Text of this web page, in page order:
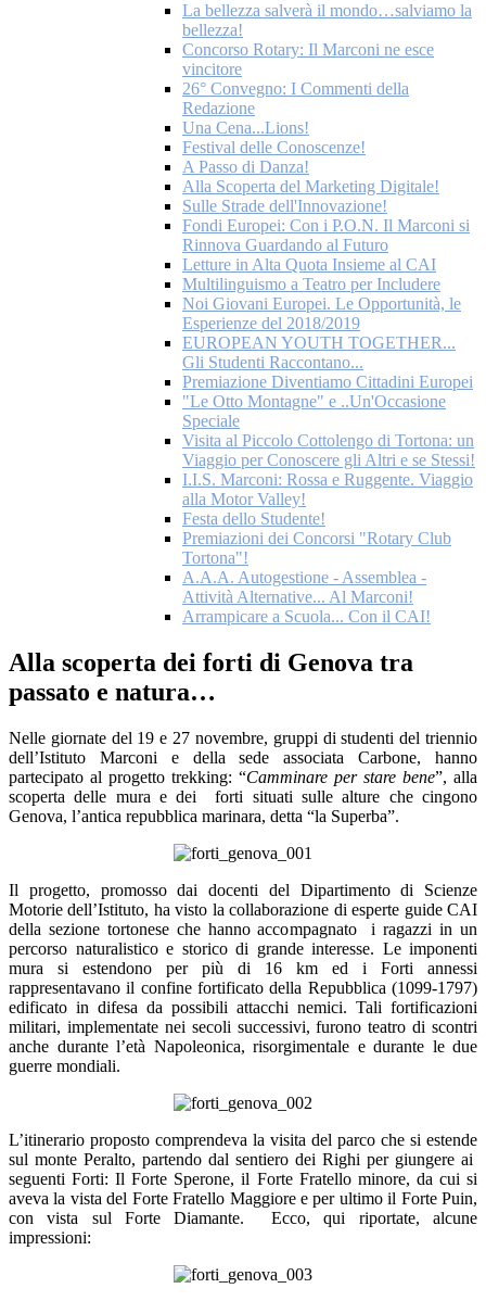
La bellezza salverà il mondo…salviamo la
bellezza!
Concorso Rotary: Il Marconi ne esce
vincitore
26° Convegno: I Commenti della
Redazione
Una Cena...Lions!
Festival delle Conoscenze!
A Passo di Danza!
Alla Scoperta del Marketing Digitale!
Sulle Strade dell'Innovazione!
Fondi Europei: Con i P.O.N. Il Marconi si
Rinnova Guardando al Futuro
Letture in Alta Quota Insieme al CAI
Multilinguismo a Teatro per Includere
Noi Giovani Europei. Le Opportunità, le
Esperienze del 2018/2019
EUROPEAN YOUTH TOGETHER...
Gli Studenti Raccontano...
Premiazione Diventiamo Cittadini Europei
"Le Otto Montagne" e ..Un'Occasione
Speciale
Visita al Piccolo Cottolengo di Tortona: un
Viaggio per Conoscere gli Altri e se Stessi!
I.I.S. Marconi: Rossa e Ruggente. Viaggio
alla Motor Valley!
Festa dello Studente!
Premiazioni dei Concorsi "Rotary Club
Tortona"!
A.A.A. Autogestione - Assemblea -
Attività Alternative... Al Marconi!
Arrampicare a Scuola... Con il CAI!
Alla scoperta dei forti di Genova tra
passato e natura…
Nelle giornate del 19 e 27 novembre, gruppi di studenti del triennio
dell’Istituto Marconi e della sede associata Carbone, hanno
partecipato al progetto trekking: “Camminare per stare bene”, alla
scoperta delle mura e dei
forti situati sulle alture che cingono
Genova, l’antica repubblica marinara, detta “la Superba”.
Il progetto, promosso dai docenti del Dipartimento di Scienze
Motorie dell’Istituto, ha visto la collaborazione di esperte guide CAI
della sezione tortonese che hanno accompagnato
i ragazzi in un
percorso naturalistico e storico di grande interesse. Le imponenti
mura si estendono per più di 16 km ed i Forti annessi
rappresentavano il confine fortificato della Repubblica (1099-1797)
edificato in difesa da possibili attacchi nemici. Tali fortificazioni
militari, implementate nei secoli successivi, furono teatro di scontri
anche durante l’età Napoleonica, risorgimentale e durante le due
guerre mondiali.
L’itinerario proposto comprendeva la visita del parco che si estende
sul monte Peralto, partendo dal sentiero dei Righi per giungere ai
seguenti Forti: Il Forte Sperone, il Forte Fratello minore, da cui si
aveva la vista del Forte Fratello Maggiore e per ultimo il Forte Puin,
con vista sul Forte Diamante.
Ecco, qui riportate, alcune
impressioni: